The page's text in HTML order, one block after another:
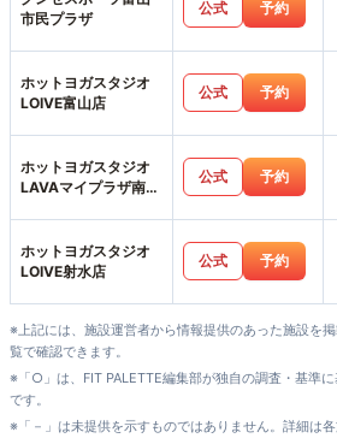
市民プラザ
公式 予約
ホットヨガスタジオ
LOIVE富山店
公式 予約
ホットヨガスタジオ
LAVAマイプラザ南富
公式 予約
ホットヨガスタジオ
LOIVE射水店
公式 予約
※上記には、施設運営者から情報提供のあった施設を
覧で確認できます。
※「○」は、FIT PALETTE編集部が独自の調査・基準
です。
※「－」は未提供を示すものではありません。詳細は